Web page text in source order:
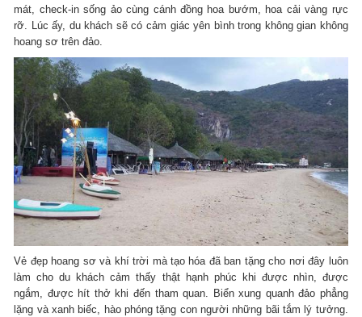
mát, check-in sống ảo cùng cánh đồng hoa bướm, hoa cải vàng rực
rỡ. Lúc ấy, du khách sẽ có cảm giác yên bình trong không gian không
hoang sơ trên đảo.
Vẻ đẹp hoang sơ và khí trời mà tạo hóa đã ban tặng cho nơi đây luôn
làm cho du khách cảm thấy thật hạnh phúc khi được nhìn, được
ngắm, được hít thở khi đến tham quan. Biển xung quanh đảo phẳng
lặng và xanh biếc, hào phóng tặng con người những bãi tắm lý tưởng.